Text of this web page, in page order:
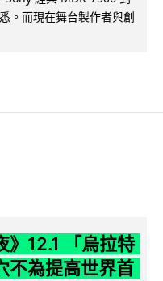
。而現在舞台製作者與創
》12.1 「烏拉特
不為提高世界首